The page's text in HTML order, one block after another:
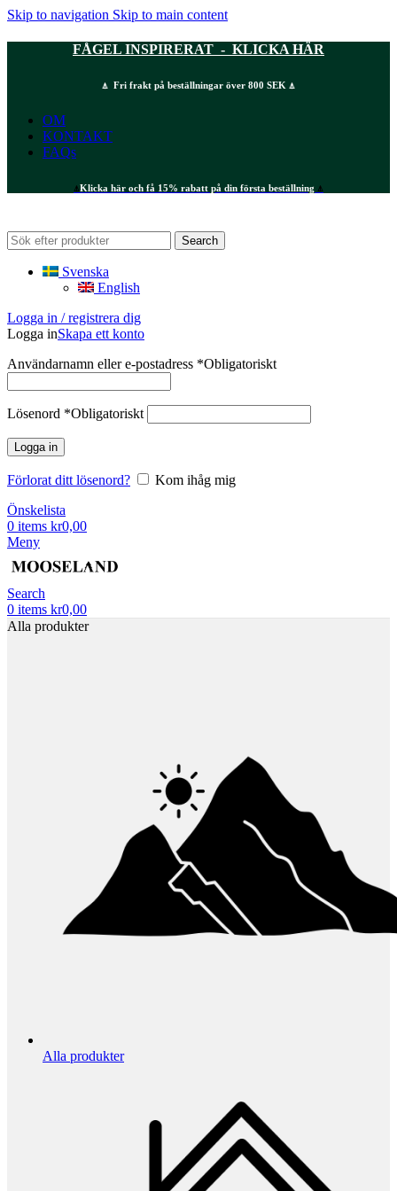
Skip to navigation Skip to main content
FÅGEL INSPIRERAT - KLICKA HÄR
⍋ Fri frakt på beställningar över 800 SEK ⍋
OM
KONTAKT
FAQs
⍋Klicka här och få 15% rabatt på din första beställning ⍋
Search
Svenska
English
Logga in / registrera dig
Logga inSkapa ett konto
Användarnamn eller e-postadress *Obligatoriskt
Lösenord *Obligatoriskt
Logga in
Förlorat ditt lösenord?
Kom ihåg mig
Önskelista
0 items kr0,00
Meny
Search
0 items kr0,00
Alla produkter
Alla produkter